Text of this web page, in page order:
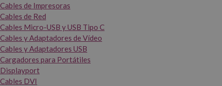
Cables de Impresoras
Cables de Red
Cables Micro-USB y USB Tipo C
Cables y Adaptadores de Vídeo
Cables y Adaptadores USB
Cargadores para Portátiles
Displayport
Cables DVI